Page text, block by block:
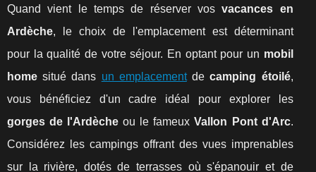
Quand vient le temps de réserver vosvacances en
Ardèche, le choix de l'emplacement est déterminant
pour la qualité de votre séjour. En optant pour un mobil
home situé dans un emplacementdecamping étoilé,
vous bénéficiez d'un cadre idéal pour explorer les
gorges de l'Ardèche ou le fameuxVallon Pont d'Arc.
Considérez les campings offrant des vues imprenables
sur la rivière, dotés de terrasses où s'épanouir et de